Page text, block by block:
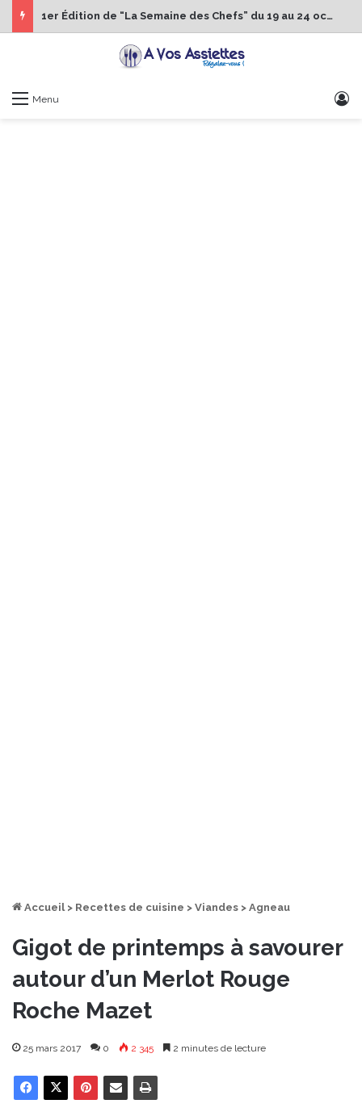
1er Édition de “La Semaine des Chefs” du 19 au 24 octobre 2026
Menu
Accueil > Recettes de cuisine > Viandes > Agneau
Gigot de printemps à savourer
autour d’un Merlot Rouge
Roche Mazet
25 mars 2017 0 2 345 2 minutes de lecture